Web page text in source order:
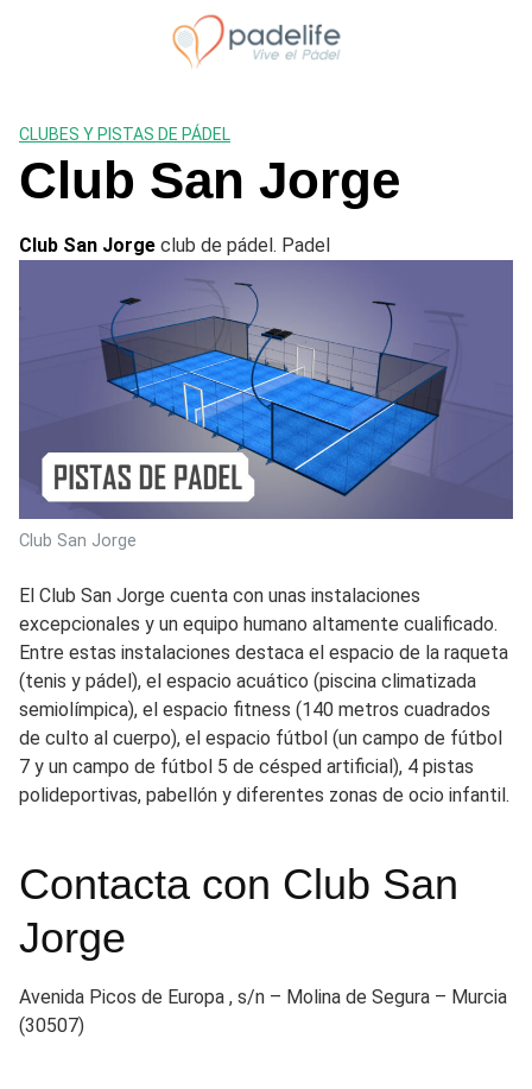
CLUBES Y PISTAS DE PÁDEL
Club San Jorge
Club San Jorge club de pádel. Padel
Club San Jorge
El Club San Jorge cuenta con unas instalaciones
excepcionales y un equipo humano altamente cualificado.
Entre estas instalaciones destaca el espacio de la raqueta
(tenis y pádel), el espacio acuático (piscina climatizada
semiolímpica), el espacio fitness (140 metros cuadrados
de culto al cuerpo), el espacio fútbol (un campo de fútbol
7 y un campo de fútbol 5 de césped artificial), 4 pistas
polideportivas, pabellón y diferentes zonas de ocio infantil.
Contacta con Club San
Jorge
Avenida Picos de Europa , s/n – Molina de Segura – Murcia
(30507)